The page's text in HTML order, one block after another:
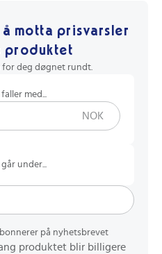
motta prisvarsler
produktet
for deg døgnet rundt.
med...
NOK
under...
på nyhetsbrevet
produktet blir billigere